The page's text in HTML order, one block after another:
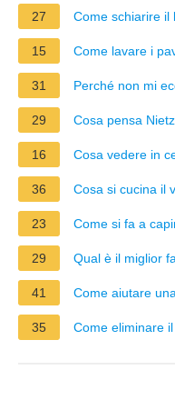
27 Come schiarire il
15 Come lavare i
31 Perché non mi
29 Cosa pensa
16 Cosa vedere in
36 Cosa si cucina il
23 Come si fa a
29 Qual è il miglior
41 Come aiutare
35 Come eliminare